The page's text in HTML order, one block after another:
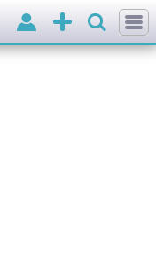
Добавить
объявление
Войти